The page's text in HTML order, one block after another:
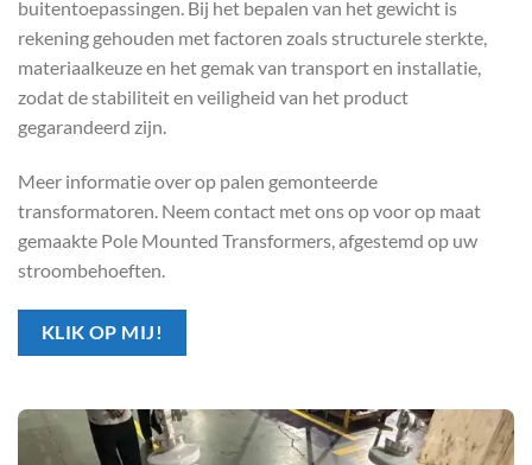
buitentoepassingen. Bij het bepalen van het gewicht is
rekening gehouden met factoren zoals structurele sterkte,
materiaalkeuze en het gemak van transport en installatie,
zodat de stabiliteit en veiligheid van het product
gegarandeerd zijn.
Meer informatie over op palen gemonteerde
transformatoren. Neem contact met ons op voor op maat
gemaakte Pole Mounted Transformers, afgestemd op uw
stroombehoeften.
KLIK OP MIJ!